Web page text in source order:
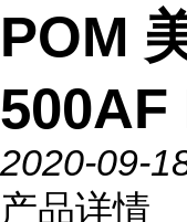
POM
500AF
2020-09-
产品详情